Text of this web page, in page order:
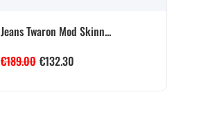
Jeans Twaron Mod Skinn...
€189.00 €132.30